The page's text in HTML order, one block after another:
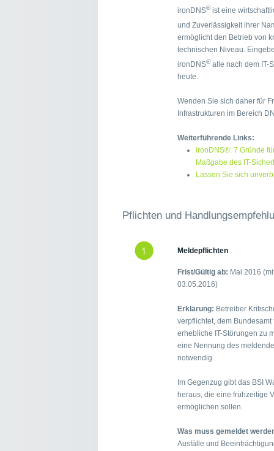
ironDNS®ist eine
und Zuverlässigkeit ihrer
ermöglicht den Betrieb von
technischen Niveau.
ironDNS®alle nach dem IT-
heute.
Wenden Sie sich daher für
Infrastrukturen im Bereich
Weiterführende Links:
ironDNS®: 7 Gründe
Maßgabe des IT-
Lassen Sie sich
Pflichten und
Meldepflichten
Frist/Gültig ab: Mai 2016
03.05.2016)
Erklärung: Betreiber
verpflichtet, dem
erhebliche IT-Störungen zu
eine Nennung des
notwendig.
Im Gegenzug gibt das BSI
heraus, die eine frühzeitige
ermöglichen sollen.
Was muss gemeldet
Ausfälle und